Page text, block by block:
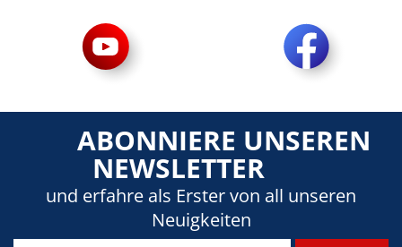
ABONNIERE UNSEREN
NEWSLETTER
und erfahre als Erster von all unseren
Neuigkeiten